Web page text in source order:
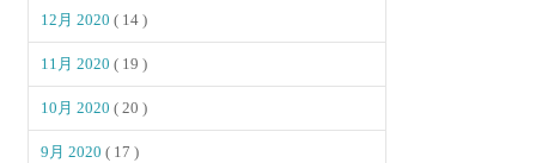
12月 2020( 14 )
11月 2020( 19 )
10月 2020( 20 )
9月 2020( 17 )